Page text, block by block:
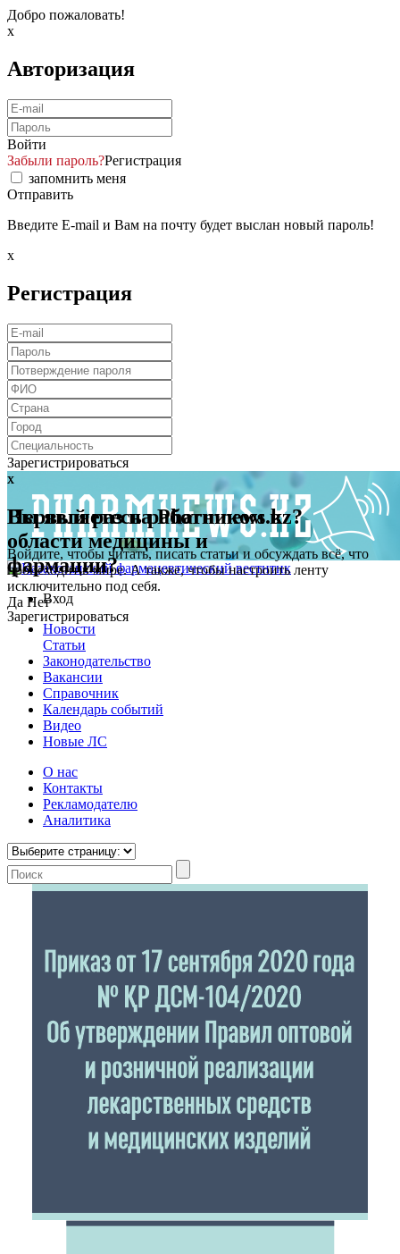
Добро пожаловать!
x
Авторизация
Войти
Забыли пароль?Регистрация
запомнить меня
Отправить
Введите E-mail и Вам на почту будет выслан новый пароль!
x
Регистрация
Зарегистрироваться
x
Первый раз на Pharmnews.kz?
Войдите, чтобы читать, писать статьи и обсуждать всё, что
происходит в мире. А также, чтобы настроить ленту
исключительно под себя.
Зарегистрироваться
x
Вы являетесь работником в
области медицины и
фармации?
Да НетВход
Новости
Статьи
Законодательство
Вакансии
Справочник
Календарь событий
Видео
Новые ЛС
О нас
Контакты
Рекламодателю
Аналитика